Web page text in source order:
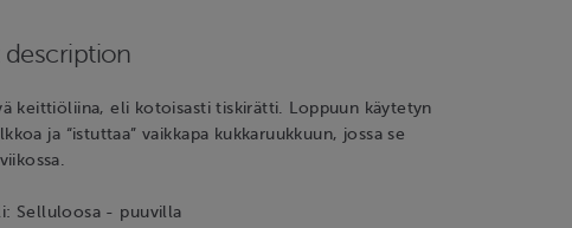
description
keittiöliina, eli kotoisasti tiskirätti. Loppuun käytetyn
ja “istuttaa” vaikkapa kukkaruukkuun, jossa se
Selluloosa - puuvilla